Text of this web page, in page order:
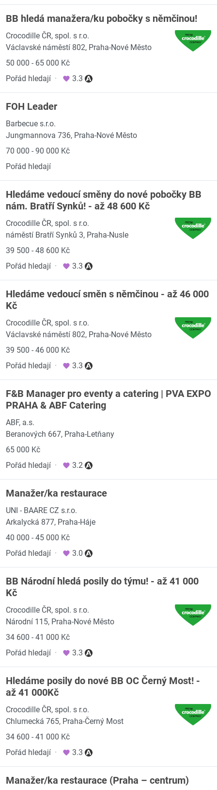
BB hledá manažera/ku pobočky s němčinou!
Crocodille ČR, spol. s r.o.
Václavské náměstí 802, Praha-Nové Město
50 000 - 65 000 Kč
Pořád hledají · 3.3
FOH Leader
Barbecue s.r.o.
Jungmannova 736, Praha-Nové Město
70 000 - 90 000 Kč
Pořád hledají
Hledáme vedoucí směny do nové pobočky BB
nám. Bratří Synků! - až 48 600 Kč
Crocodille ČR, spol. s r.o.
náměstí Bratří Synků 3, Praha-Nusle
39 500 - 48 600 Kč
Pořád hledají · 3.3
Hledáme vedoucí směn s němčinou - až 46 000
Kč
Crocodille ČR, spol. s r.o.
Václavské náměstí 802, Praha-Nové Město
39 500 - 46 000 Kč
Pořád hledají · 3.3
F&B Manager pro eventy a catering | PVA EXPO
PRAHA & ABF Catering
ABF, a.s.
Beranových 667, Praha-Letňany
65 000 Kč
Pořád hledají · 3.2
Manažer/ka restaurace
UNI - BAARE CZ s.r.o.
Arkalycká 877, Praha-Háje
40 000 - 45 000 Kč
Pořád hledají · 3.0
BB Národní hledá posily do týmu! - až 41 000
Kč
Crocodille ČR, spol. s r.o.
Národní 115, Praha-Nové Město
34 600 - 41 000 Kč
Pořád hledají · 3.3
Hledáme posily do nové BB OC Černý Most! -
až 41 000Kč
Crocodille ČR, spol. s r.o.
Chlumecká 765, Praha-Černý Most
34 600 - 41 000 Kč
Pořád hledají · 3.3
Manažer/ka restaurace (Praha – centrum)